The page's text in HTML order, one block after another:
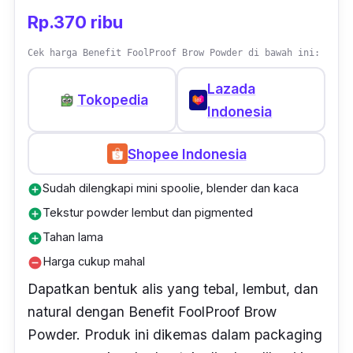
Rp.370 ribu
Cek harga Benefit FoolProof Brow Powder di bawah ini:
Tokopedia
Lazada
Indonesia
Shopee Indonesia
add_circleSudah dilengkapi mini spoolie, blender dan kaca
add_circleTekstur powder lembut dan pigmented
add_circleTahan lama
remove_circleHarga cukup mahal
Dapatkan bentuk alis yang tebal, lembut, dan
natural dengan Benefit FoolProof Brow
Powder. Produk ini dikemas dalam packaging